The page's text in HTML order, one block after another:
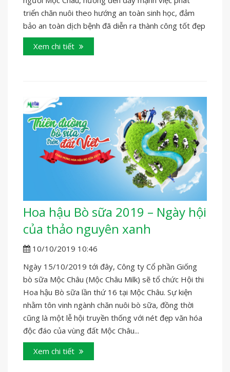
triển chăn nuôi theo hướng an toàn sinh học, đảm
bảo an toàn dịch bệnh đã diễn ra thành công tốt đẹp
Xem chi tiết
Hoa hậu Bò sữa 2019 – Ngày hội
của thảo nguyên xanh
10/10/2019 10:46
Ngày 15/10/2019 tới đây, Công ty Cổ phần Giống
bò sữa Mộc Châu (Mộc Châu Milk) sẽ tổ chức Hội thi
Hoa hậu Bò sữa lần thứ 16 tại Mộc Châu. Sự kiện
nhằm tôn vinh ngành chăn nuôi bò sữa, đồng thời
cũng là một lễ hội truyền thống với nét đẹp văn hóa
độc đáo của vùng đất Mộc Châu...
Xem chi tiết